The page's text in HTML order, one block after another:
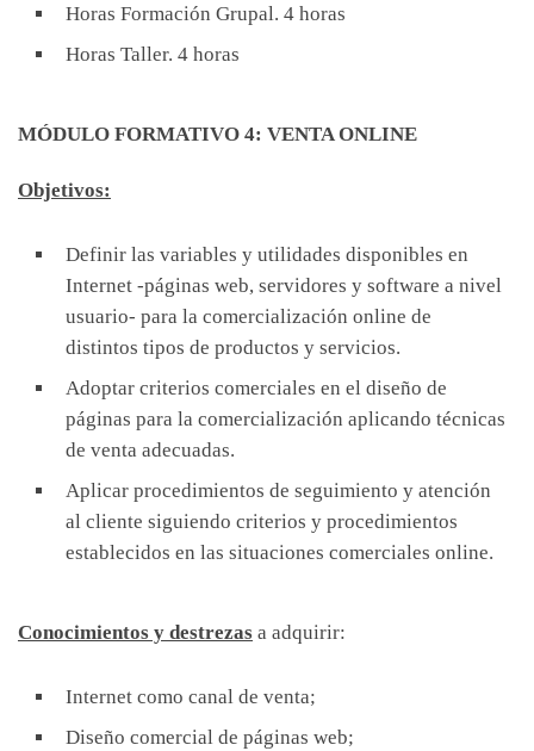
Horas Formación Grupal. 4 horas
Horas Taller. 4 horas
MÓDULO FORMATIVO 4: VENTA ONLINE
Objetivos:
Definir las variables y utilidades disponibles en
Internet -páginas web, servidores y software a nivel
usuario- para la comercialización online de
distintos tipos de productos y servicios.
Adoptar criterios comerciales en el diseño de
páginas para la comercialización aplicando técnicas
de venta adecuadas.
Aplicar procedimientos de seguimiento y atención
al cliente siguiendo criterios y procedimientos
establecidos en las situaciones comerciales online.
Conocimientos y destrezas a adquirir:
Internet como canal de venta;
Diseño comercial de páginas web;